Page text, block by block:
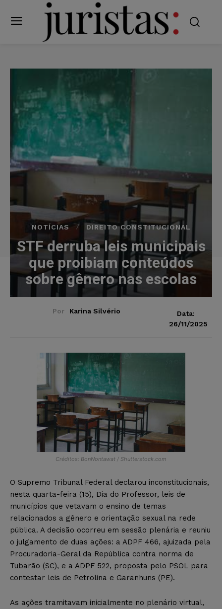
NOTÍCIAS DIREITO CONSTITUCIONAL
STF derruba leis municipais
que proibiam conteúdos
sobre gênero nas escolas
Por Karina Silvério
Data:
26/11/2025
Créditos: BonNontawat / Shutterstock.com
O Supremo Tribunal Federal declarou inconstitucionais,
nesta quarta-feira (15), Dia do Professor, leis de
municípios que vetavam o ensino de temas
relacionados a gênero e orientação sexual na rede
pública. A decisão ocorreu em sessão plenária e reuniu
o julgamento de duas ações: a ADPF 466, ajuizada pela
Procuradoria-Geral da República contra norma de
Tubarão (SC), e a ADPF 522, proposta pelo PSOL para
contestar leis de Petrolina e Garanhuns (PE).
As ações tramitavam inicialmente no plenário virtual,